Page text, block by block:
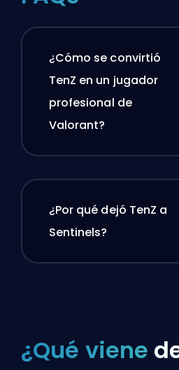
¿Cómo se convirtió
TenZ en un jugador
profesional de
Valorant?
¿Por qué dejó TenZ a
Sentinels?
¿Qué viene